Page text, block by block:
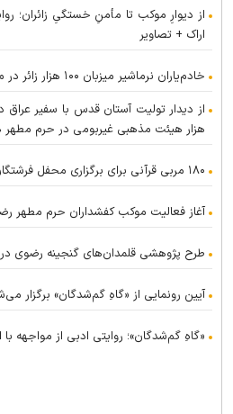
از دیوارِ موکب تا مأمنِ خستگیِ زائران؛
اراک + تصاویر
خادم‌یاران نرماشیر میزبان ۱۰۰ هزار زائر در مسیر اربعین بودند
هزار هیئت مذهبی غیربومی در حرم مطهر
۱۸۰ مربی قرآنی برای برگزاری محفل فرشتگان مقاومت آماده شدند
آغاز فعالیت موکب کفشداران حرم مطهر
طرح پژوهشی قلمدان‌های گنجینه رضوی
آیین رونمایی از «گاهِ گم‌شدگان» برگزار
«گاهِ گم‌شدگان»؛ روایتی ادبی از مواجهه